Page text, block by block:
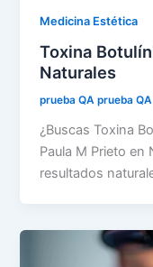
Medicina Estética
Toxina
Naturales
prueba QA prueba
¿Buscas Toxina
Paula M Prieto en
resultados